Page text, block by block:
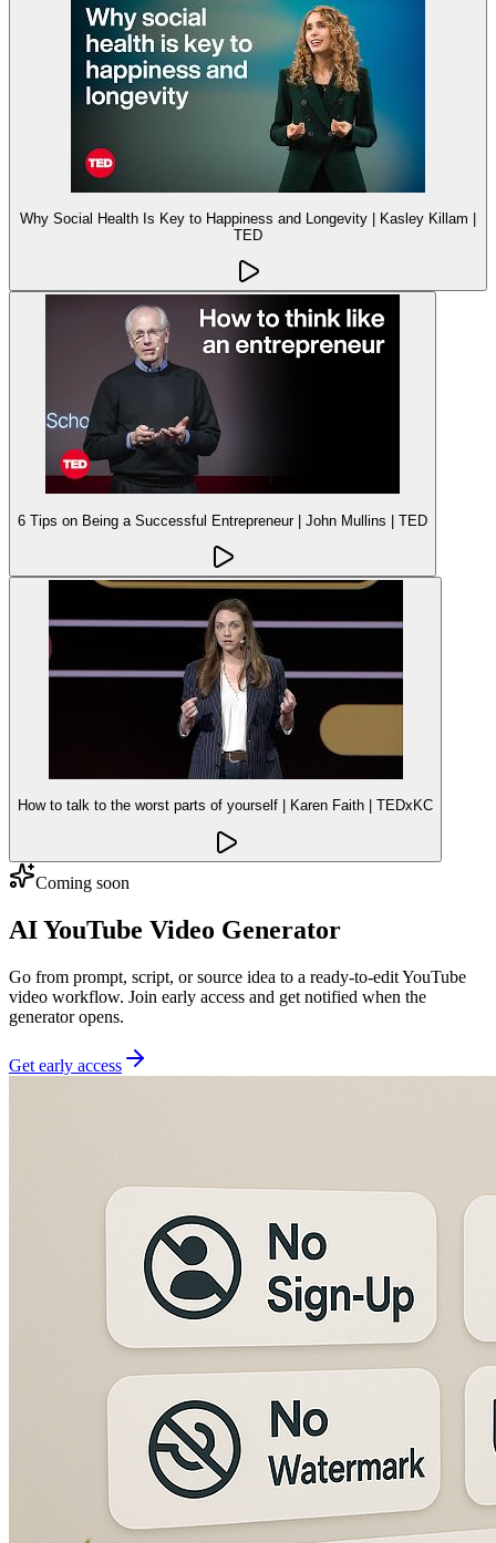
Why Social Health Is Key to Happiness and Longevity | Kasley Killam |
TED
6 Tips on Being a Successful Entrepreneur | John Mullins | TED
How to talk to the worst parts of yourself | Karen Faith | TEDxKC
Coming soon
AI YouTube Video Generator
Go from prompt, script, or source idea to a ready-to-edit YouTube
video workflow. Join early access and get notified when the
generator opens.
Get early access